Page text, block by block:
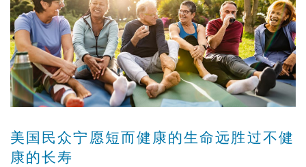
美国民众宁愿短而健康的生命远胜过不健
康的长寿